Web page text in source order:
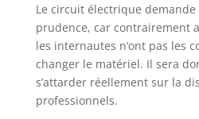
Le circuit électrique
prudence, car contrairement
les internautes n’ont pas les
changer le matériel. Il sera
s’attarder réellement sur la
professionnels.